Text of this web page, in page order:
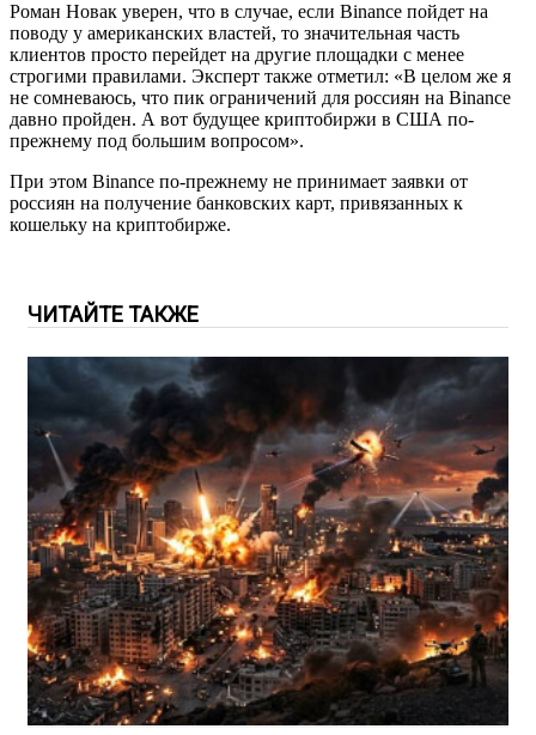
Роман Новак уверен, что в случае, если Binance пойдет на
поводу у американских властей, то значительная часть
клиентов просто перейдет на другие площадки с менее
строгими правилами. Эксперт также отметил: «В целом же я
не сомневаюсь, что пик ограничений для россиян на Binance
давно пройден. А вот будущее криптобиржи в США по-
прежнему под большим вопросом».
При этом Binance по-прежнему не принимает заявки от
россиян на получение банковских карт, привязанных к
кошельку на криптобирже.
ЧИТАЙТЕ ТАКЖЕ